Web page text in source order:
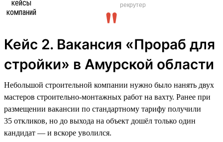
рекрутер
Кейс 2. Вакансия «Прораб для
стройки» в Амурской области
Небольшой строительной компании нужно было нанять двух
мастеров строительно-монтажных работ на вахту. Ранее при
размещении вакансии по стандартному тарифу получили
35 откликов, но до выхода на объект дошёл только один
кандидат — и вскоре уволился.